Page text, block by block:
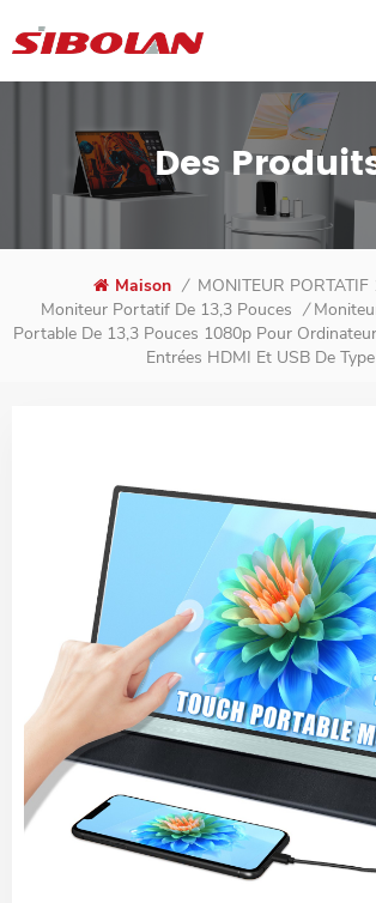
Des
Maison / MONITEUR PORTATIF
Moniteur Portatif De 13,3 Pouces /
Portable De 13,3 Pouces 1080p Pour
Entrées HDMI Et USB De